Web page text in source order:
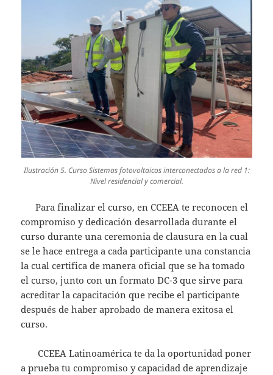
Ilustración 5. Curso Sistemas fotovoltaicos interconectados a la red 1:
Nivel residencial y comercial.
Para finalizar el curso, en CCEEA te reconocen el
compromiso y dedicación desarrollada durante el
curso durante una ceremonia de clausura en la cual
se le hace entrega a cada participante una constancia
la cual certifica de manera oficial que se ha tomado
el curso, junto con un formato DC-3 que sirve para
acreditar la capacitación que recibe el participante
después de haber aprobado de manera exitosa el
curso.
CCEEA Latinoamérica te da la oportunidad poner
a prueba tu compromiso y capacidad de aprendizaje